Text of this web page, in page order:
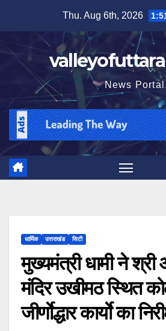
content
Thu. Aug 6th, 2026
News Portal
धार्मिक उत्तराखंड सिटी
मुख्यमंत्री धामी ने श्री
मंदिर उखीमठ स्थित
जीर्णाेद्धार कार्याे का